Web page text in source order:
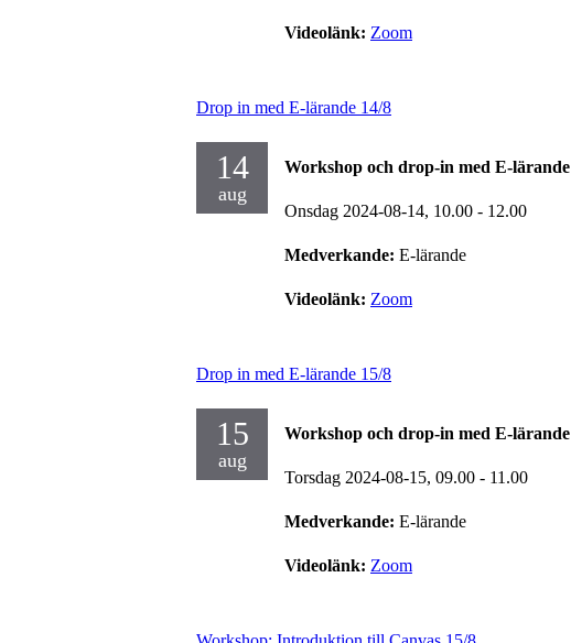
Videolänk: Zoom
Drop in med E-lärande 14/8
14
aug
Workshop och drop-in med E-lärande
Onsdag 2024-08-14, 10.00 - 12.00
Medverkande: E-lärande
Videolänk: Zoom
Drop in med E-lärande 15/8
15
aug
Workshop och drop-in med E-lärande
Torsdag 2024-08-15, 09.00 - 11.00
Medverkande: E-lärande
Videolänk: Zoom